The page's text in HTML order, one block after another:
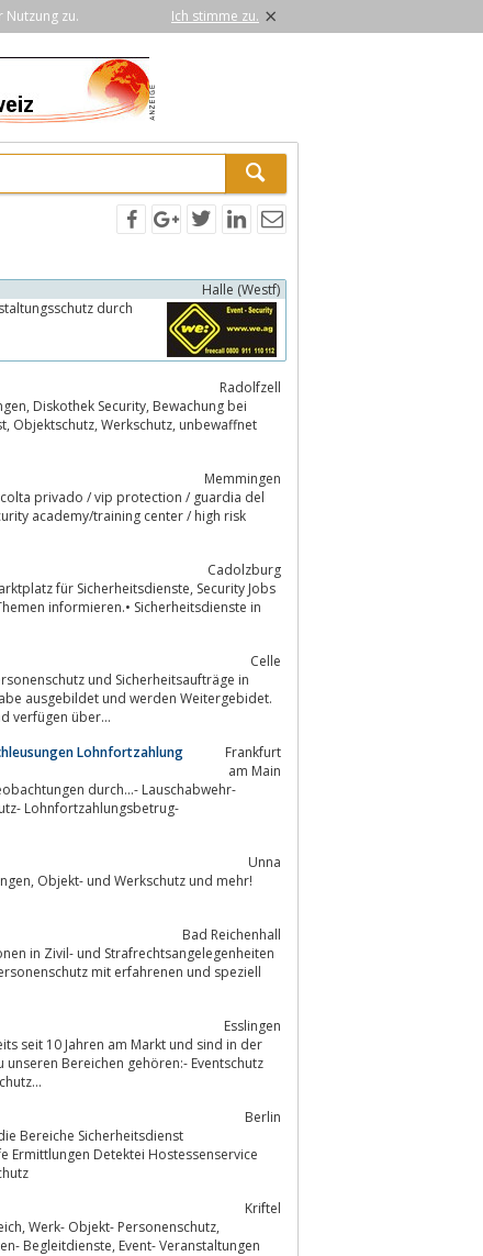
Nutzung zu. Ich stimme zu. ×
Halle (Westf)
Radolfzell
Memmingen
privado / vip protection / guardia del
academy/training center / high risk
Cadolzburg
Sicherheitsdienste, Security Jobs
informieren.• Sicherheitsdienste in
Celle
ausgebildet und werden Weitergebidet.
verfügen über...
Lohnfortzahlung
Frankfurt
am Main
durch...- Lauschabwehr-
Lohnfortzahlungsbetrug-
Unna
Bad Reichenhall
in Zivil- und Strafrechtsangelegenheiten
mit erfahrenen und speziell
Esslingen
seit 10 Jahren am Markt und sind in der
Bereichen gehören:- Eventschutz
Berlin
Bereiche Sicherheitsdienst
Ermittlungen Detektei Hostessenservice
Kriftel
Revierkontroll- Streifendienste, Baustellen- Transportsicherung, Empfangs- Pforten- Begleitdienste, Event- Veranstaltungen